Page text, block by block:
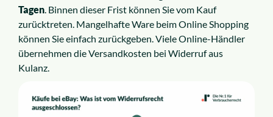
Tagen. Binnen dieser Frist können Sie vom Kauf
zurücktreten. Mangelhafte Ware beim Online Shopping
können Sie einfach zurückgeben. Viele Online-Händler
übernehmen die Versandkosten bei Widerruf aus
Kulanz.